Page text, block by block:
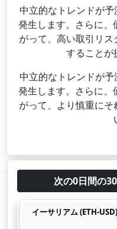
中立的なトレンドが
発生します。さらに、
がって、高い取引リ
することが
中立的なトレンドが
発生します。さらに、
がって、より慎重に
次の0日間の
イーサリアム (ETH-